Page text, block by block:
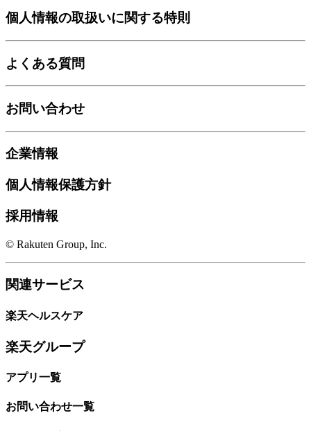
個人情報の取扱いに関する特則
よくある質問
お問い合わせ
企業情報
個人情報保護方針
採用情報
© Rakuten Group, Inc.
関連サービス
楽天ヘルスケア
楽天グループ
アプリ一覧
お問い合わせ一覧